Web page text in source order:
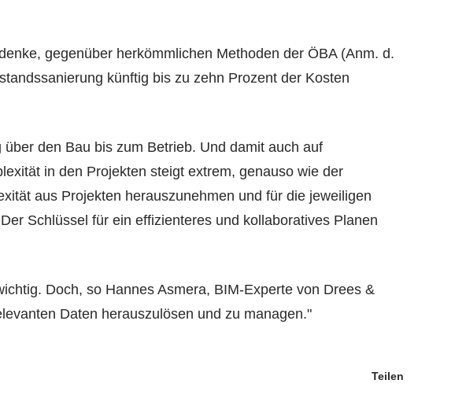
gegenüber herkömmlichen Methoden der ÖBA (Anm. d.
künftig bis zu zehn Prozent der Kosten
den Bau bis zum Betrieb. Und damit auch auf
in den Projekten steigt extrem, genauso wie der
aus Projekten herauszunehmen und für die jeweiligen
Schlüssel für ein effizienteres und kollaboratives Planen
Doch, so Hannes Asmera, BIM-Experte von Drees &
Daten herauszulösen und zu managen."
Teilen